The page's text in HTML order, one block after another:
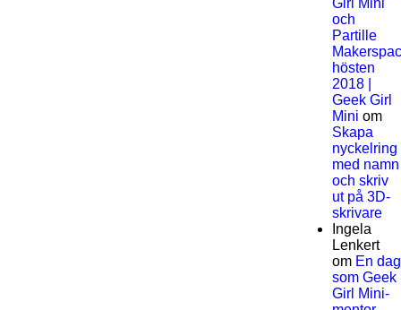
Girl Mini
och
Partille
hösten
2018 |
Geek Girl
Mini om
Skapa
nyckelring
med namn
och skriv
ut på 3D-
skrivare
Ingela
Lenkert
om En dag
som Geek
Girl Mini-